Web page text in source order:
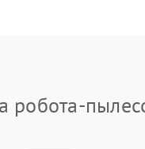
робота-